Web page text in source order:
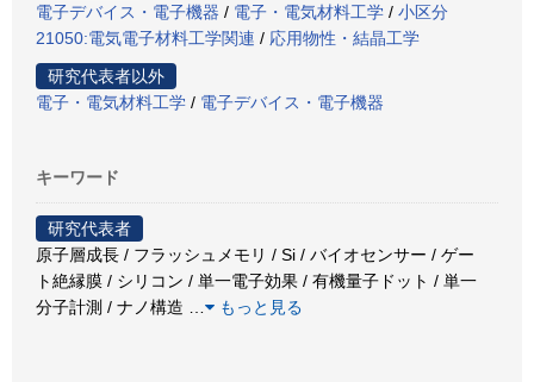
電子デバイス・電子機器 / 電子・電気材料工学 / 小区分
21050:電気電子材料工学関連 / 応用物性・結晶工学
研究代表者以外
電子・電気材料工学 / 電子デバイス・電子機器
キーワード
研究代表者
原子層成長 / フラッシュメモリ / Si / バイオセンサー / ゲー
ト絶縁膜 / シリコン / 単一電子効果 / 有機量子ドット / 単一
分子計測 / ナノ構造
もっと見る